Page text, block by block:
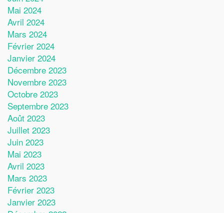
Mai 2024
Avril 2024
Mars 2024
Février 2024
Janvier 2024
Décembre 2023
Novembre 2023
Octobre 2023
Septembre 2023
Août 2023
Juillet 2023
Juin 2023
Mai 2023
Avril 2023
Mars 2023
Février 2023
Janvier 2023